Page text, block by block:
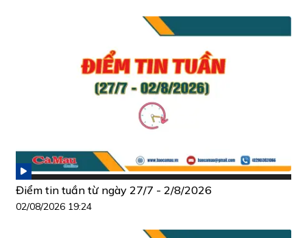
Điểm tin tuần từ ngày 27/7 - 2/8/2026
02/08/2026 19:24